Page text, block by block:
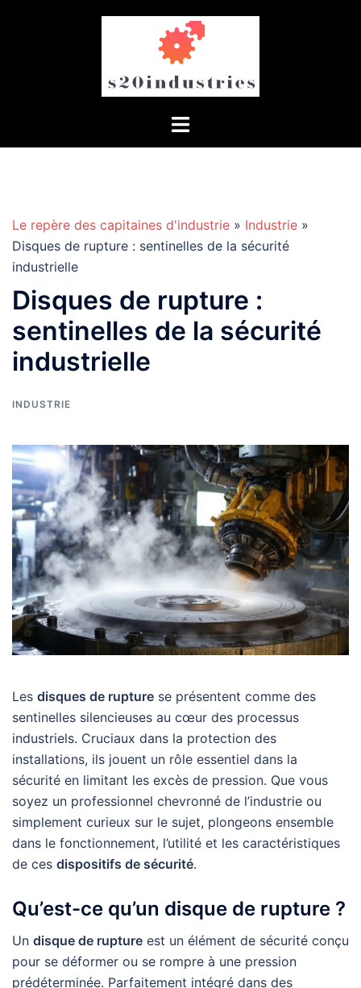
Le repère des capitaines d'industrie » Industrie »
Disques de rupture : sentinelles de la sécurité
industrielle
Disques de rupture :
sentinelles de la sécurité
industrielle
INDUSTRIE
Les disques de rupture se présentent comme des
sentinelles silencieuses au cœur des processus
industriels. Cruciaux dans la protection des
installations, ils jouent un rôle essentiel dans la
sécurité en limitant les excès de pression. Que vous
soyez un professionnel chevronné de l’industrie ou
simplement curieux sur le sujet, plongeons ensemble
dans le fonctionnement, l’utilité et les caractéristiques
de ces dispositifs de sécurité.
Qu’est-ce qu’un disque de rupture ?
Un disque de rupture est un élément de sécurité conçu
pour se déformer ou se rompre à une pression
prédéterminée. Parfaitement intégré dans des